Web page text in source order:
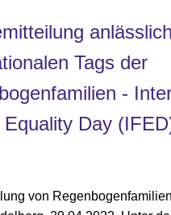
Tags der
-
Equality Day
von